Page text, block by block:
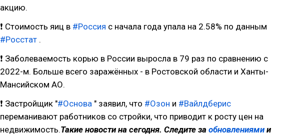
акцию.
❗ Стоимость яиц в #Россия с начала года упала на 2.58% по данным
#Росстат .
❗ Заболеваемость корью в России выросла в 79 раз по сравнению с
2022-м. Больше всего заражённых - в Ростовской области и Ханты-
Мансийском АО.
❗ Застройщик "#Основа " заявил, что #Озон и #Вайлдберис
переманивают работников со стройки, что приводит к росту цен на
недвижимость.Такие новости на сегодня. Следите за обновлениями и